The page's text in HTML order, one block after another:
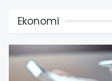
Ekonomi